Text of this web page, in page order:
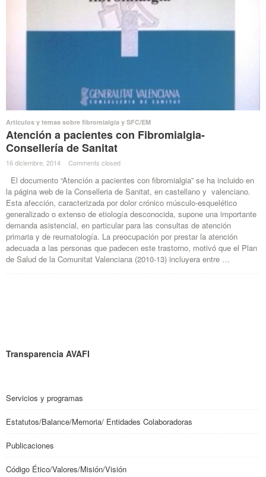
Artículos y temas sobre fibromialgia y SFC/EM
Atención a pacientes con Fibromialgia-
Consellería de Sanitat
16 diciembre, 2014 · Comments closed ·
El documento “Atención a pacientes con fibromialgia” se ha incluido en
la página web de la Conselleria de Sanitat, en castellano y valenciano.
Esta afección, caracterizada por dolor crónico músculo-esquelético
generalizado o extenso de etiología desconocida, supone una importante
demanda asistencial, en particular para las consultas de atención
primaria y de reumatología. La preocupación por prestar la atención
adecuada a las personas que padecen este trastorno, motivó que el Plan
de Salud de la Comunitat Valenciana (2010-13) incluyera entre …
Transparencia AVAFI
Servicios y programas
Estatutos/Balance/Memoria/ Entidades Colaboradoras
Publicaciones
Código Ético/Valores/Misión/Visión